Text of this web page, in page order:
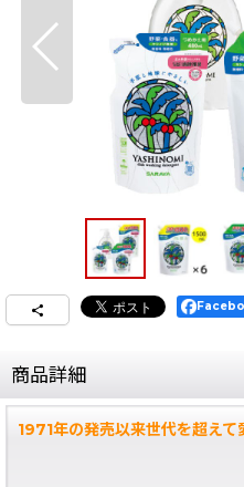
商品詳細
1971年の発売以来世代を超えて